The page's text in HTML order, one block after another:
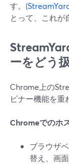
す。(
とって、これが
ーをどう
Chrome上の
ビナー機能を重
Chromeでのホ
ブラウザ
替え、画